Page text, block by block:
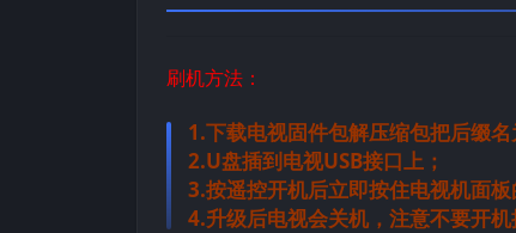
刷机方法：
1.下载电视固件包解压缩包把后缀
2.U盘插到电视USB接口上；
3.按遥控开机后立即按住电视机面
4.升级后电视会关机，注意不要开